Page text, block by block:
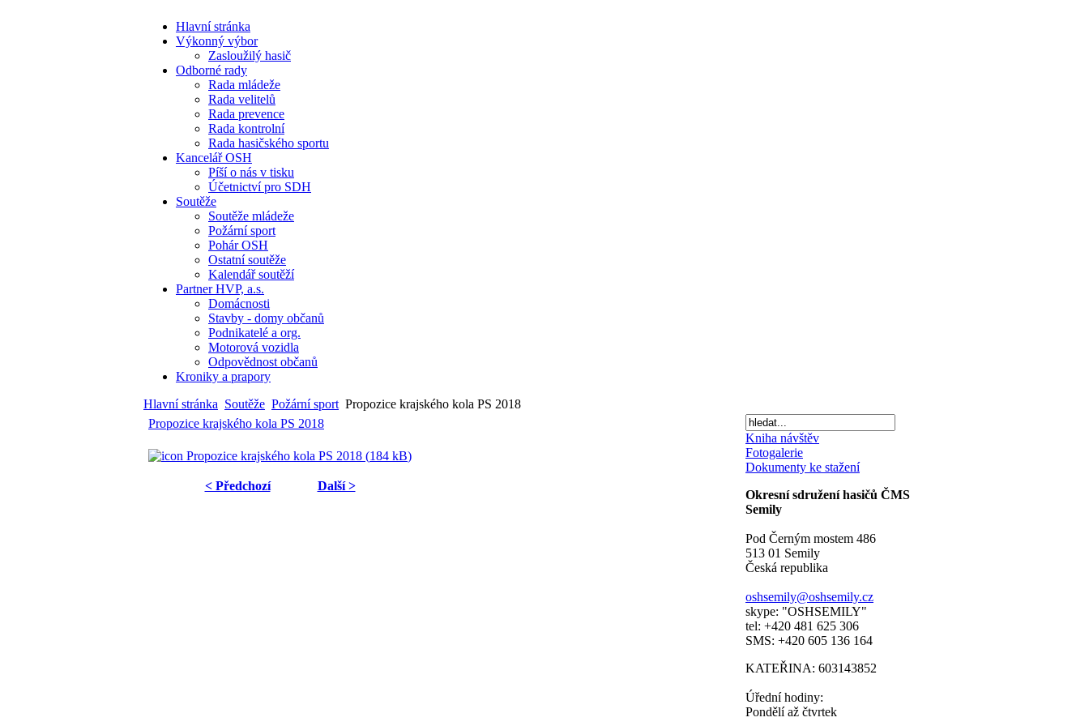
Hlavní stránka
Výkonný výbor
Zasloužilý hasič
Odborné rady
Rada mládeže
Rada velitelů
Rada prevence
Rada kontrolní
Rada hasičského sportu
Kancelář OSH
Píší o nás v tisku
Účetnictví pro SDH
Soutěže
Soutěže mládeže
Požární sport
Pohár OSH
Ostatní soutěže
Kalendář soutěží
Partner HVP, a.s.
Domácnosti
Stavby - domy občanů
Podnikatelé a org.
Motorová vozidla
Odpovědnost občanů
Kroniky a prapory
Hlavní stránka Soutěže Požární sport Propozice krajského kola PS 2018
Propozice krajského kola PS 2018
Propozice krajského kola PS 2018 (184 kB)
< Předchozí Další >
Kniha návštěv
Fotogalerie
Dokumenty ke stažení
Okresní sdružení hasičů ČMS
Semily
Pod Černým mostem 486
513 01 Semily
Česká republika
oshsemily@oshsemily.cz
skype: "OSHSEMILY"
tel: +420 481 625 306
SMS: +420 605 136 164
KATEŘINA: 603143852
Úřední hodiny:
Pondělí až čtvrtek